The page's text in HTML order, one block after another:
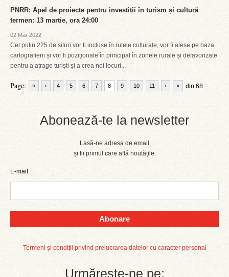
Abonează-te la newsletter
Lasă-ne adresa de email
și fii primul care află noutățile.
E-mail:
Abonare
Termeni și condiții privind prelucrarea datelor cu caracter personal
Urmărește-ne pe:
PNRR: Apel de proiecte pentru investiții în turism și cultură
termen: 13 martie, ora 24:00
02 Mar 2022
Cel puțin 225 de situri vor fi incluse în rutele culturale, vor fi alese pe baza
cartografierii și vor fi poziționate în principal în zonele rurale și defavorizate
pentru a atrage turiști și a crea noi locuri...
Page: « ‹ 4 5 6 7 8 9 10 11 din 68
› »